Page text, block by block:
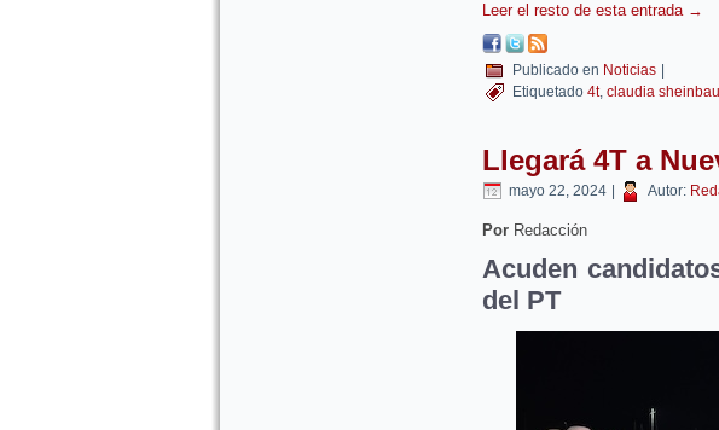
Leer el resto de esta entrada →
Publicado en Noticias
Etiquetado 4t, claudia
Llegará 4T a
mayo 22, 2024 Autor:
Por Redacción
Acuden
del PT